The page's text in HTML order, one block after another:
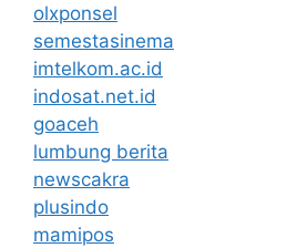
olxponsel
semestasinema
imtelkom.ac.id
indosat.net.id
goaceh
lumbung berita
newscakra
plusindo
mamipos